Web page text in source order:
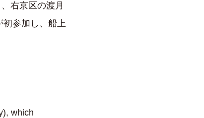
右京区の渡月
初参加し、船上
which